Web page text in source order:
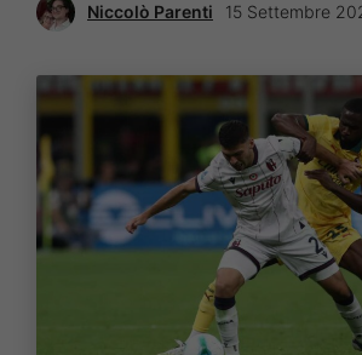
Niccolò Parenti 15 Settembre